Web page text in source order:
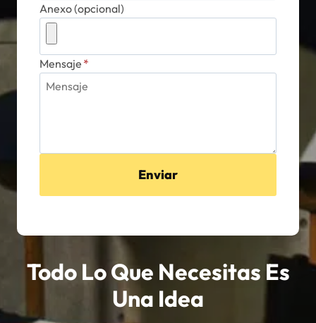
Anexo (opcional)
Mensaje *
Enviar
Todo Lo Que Necesitas Es
Una Idea